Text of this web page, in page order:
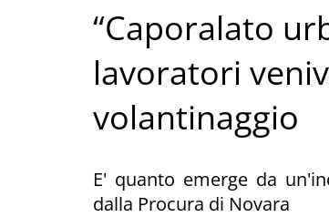
“Caporalato
lavoratori
volantinaggio
E' quanto emerge da
dalla Procura di Novara